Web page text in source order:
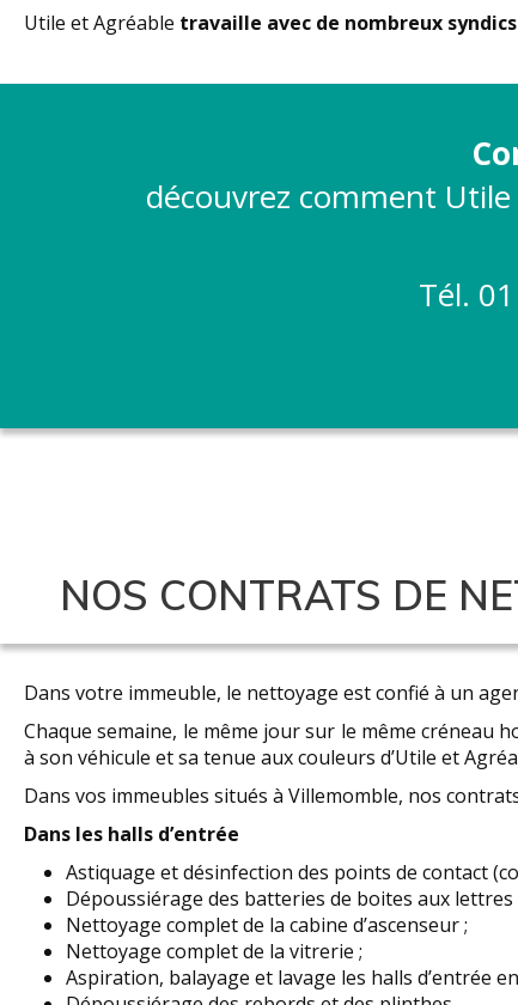
Utile et Agréable travaille avec de nombreux
découvrez comment
Tél.
NOS CONTRATS DE
Dans votre immeuble, le nettoyage est confié à un
Chaque semaine, le même jour sur le même créneau
à son véhicule et sa tenue aux couleurs d’Utile et
Dans vos immeubles situés à Villemomble, nos
Dans les halls d’entrée
Astiquage et désinfection des points de contact
Dépoussiérage des batteries de boites aux
Nettoyage complet de la cabine d’ascenseur ;
Nettoyage complet de la vitrerie ;
Aspiration, balayage et lavage les halls d’entrée